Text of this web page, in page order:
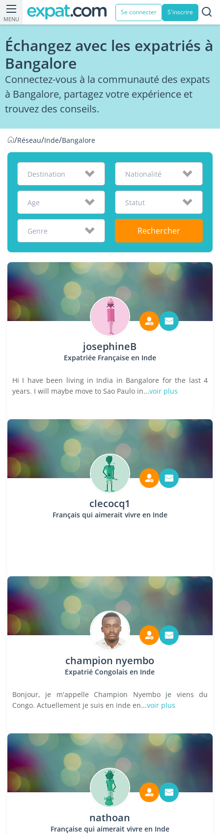
MENU
Se connecter S'inscrire
Échangez avec les expatriés à
Bangalore
Connectez-vous à la communauté des expats
à Bangalore, partagez votre expérience et
trouvez des conseils.
/Réseau/Inde/Bangalore
Destination Nationalité
Age Statut
Genre Rechercher
josephineB
Expatriée Française en Inde
Hi I have been living in India in Bangalore for the last 4
years. I will maybe move to Sao Paulo in...voir plus
clecocq1
Français qui aimerait vivre en Inde
champion nyembo
Expatrié Congolais en Inde
Bonjour, je m'appelle Champion Nyembo je viens du
Congo. Actuellement je suis en inde en...voir plus
nathoan
Française qui aimerait vivre en Inde